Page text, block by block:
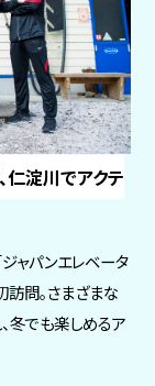
仁淀川でアクテ
ャパンエレベータ
問。さまざまな
冬でも楽しめるア